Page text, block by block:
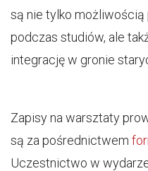
są nie tylko
podczas studiów, ale
integrację w gronie
Zapisy na warsztaty
są za pośrednictwem
Uczestnictwo w